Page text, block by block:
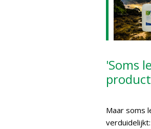
'Soms
Maar soms